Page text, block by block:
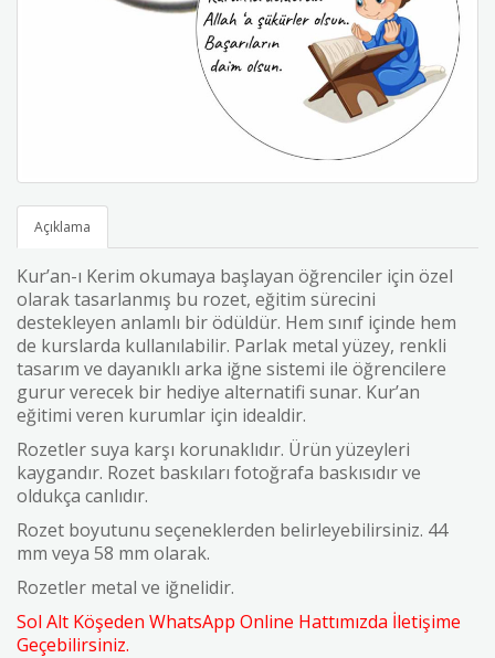
Açıklama
Kur’an-ı Kerim okumaya başlayan öğrenciler için özel
olarak tasarlanmış bu rozet, eğitim sürecini
destekleyen anlamlı bir ödüldür. Hem sınıf içinde hem
de kurslarda kullanılabilir. Parlak metal yüzey, renkli
tasarım ve dayanıklı arka iğne sistemi ile öğrencilere
gurur verecek bir hediye alternatifi sunar. Kur’an
eğitimi veren kurumlar için idealdir.
Rozetler suya karşı korunaklıdır. Ürün yüzeyleri
kaygandır. Rozet baskıları fotoğrafa baskısıdır ve
oldukça canlıdır.
Rozet boyutunu seçeneklerden belirleyebilirsiniz. 44
mm veya 58 mm olarak.
Rozetler metal ve iğnelidir.
Sol Alt Köşeden WhatsApp Online Hattımızda İletişime
Geçebilirsiniz.